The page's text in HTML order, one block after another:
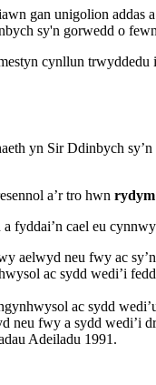
gan unigolion addas
sy'n gorwedd o
cynllun
yn Sir Ddinbych
a’r tro hwn
cael eu
aelwyd neu fwy ac
ac sydd wedi’i
ac sydd
neu fwy a sydd
Adeiladu 1991.